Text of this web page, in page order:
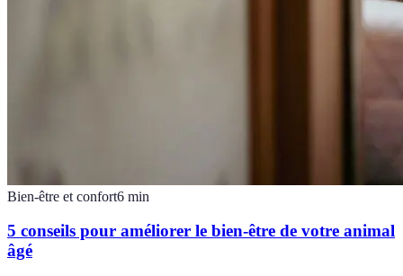
Bien-être et confort6 min
5 conseils pour améliorer le bien-être de votre animal
âgé